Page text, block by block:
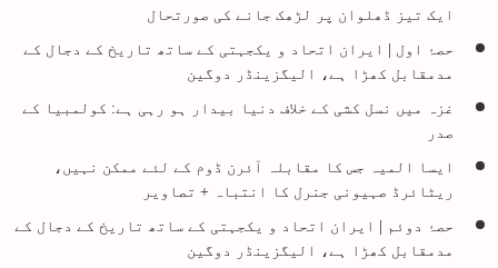
ایک تیز ڈھلوان پر لڑھک جانے کی صورتحال
حصۂ اول | ایران اتحاد و یکجہتی کے ساتھ تاریخ کے دجال کے
مدمقابل کھڑا ہے، الیگزینڈر دوگین
​غزہ میں نسل کشی کے خلاف دنیا بیدار ہو رہی ہے: کولمبیا کے
صدر
ایسا المیہ جس کا مقابلہ آئرن ڈوم کے لئے ممکن نہیں،
ریٹائرڈ صہیونی جنرل کا انتباہ + تصاویر
حصۂ دوئم | ایران اتحاد و یکجہتی کے ساتھ تاریخ کے دجال کے
مدمقابل کھڑا ہے، الیگزینڈر دوگین